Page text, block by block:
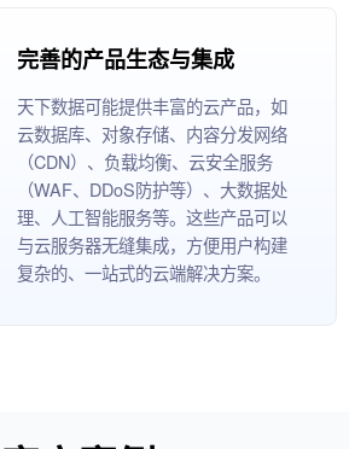
完善的产品生态与集成
天下数据可能提供丰富的云产品，如
云数据库、对象存储、内容分发网络
（CDN）、负载均衡、云安全服务
（WAF、DDoS防护等）、大数据处
理、人工智能服务等。这些产品可以
与云服务器无缝集成，方便用户构建
复杂的、一站式的云端解决方案。